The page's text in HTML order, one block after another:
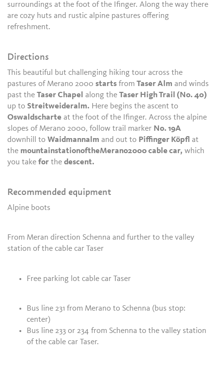
surroundings at the foot of the Ifinger. Along the way there
are cozy huts and rustic alpine pastures offering
refreshment.
Directions
This beautiful but challenging hiking tour across the
pastures of Merano 2000starts fromTaser Alm and winds
past theTaser Chapel along theTaser High Trail (No. 40)
up toStreitweideralm. Here begins the ascent to
Oswaldscharte at the foot of the Ifinger. Across the alpine
slopes of Merano 2000, follow trail marker No. 19A
downhill toWaidmannalm and out to Piffinger Köpfl at
the mountainstationoftheMerano2000 cable car, which
you takefor thedescent.
Recommended equipment
Alpine boots
From Meran direction Schenna and further to the valley
station of the cable car Taser
Free parking lot cable car Taser
Bus line 231 from Merano to Schenna (bus stop:
center)
Bus line 233 or 234 from Schenna to the valley station
of the cable car Taser.